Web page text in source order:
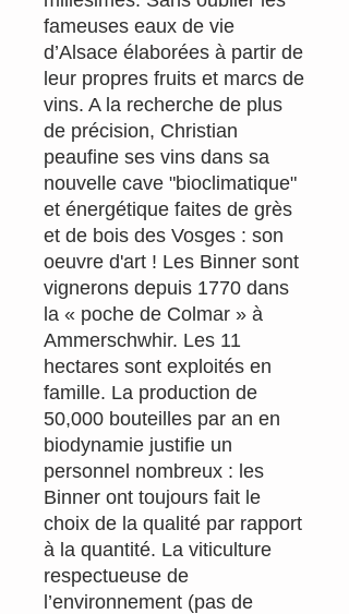
fameuses eaux de vie
d’Alsace élaborées à partir de
leur propres fruits et marcs de
vins. A la recherche de plus
de précision, Christian
peaufine ses vins dans sa
nouvelle cave "bioclimatique"
et énergétique faites de grès
et de bois des Vosges : son
oeuvre d'art ! Les Binner sont
vignerons depuis 1770 dans
la « poche de Colmar » à
Ammerschwhir. Les 11
hectares sont exploités en
famille. La production de
50,000 bouteilles par an en
biodynamie justifie un
personnel nombreux : les
Binner ont toujours fait le
choix de la qualité par rapport
à la quantité. La viticulture
respectueuse de
l’environnement (pas de